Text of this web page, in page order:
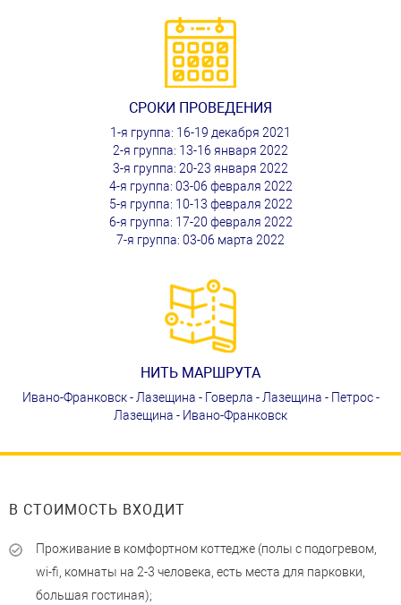
СРОКИ ПРОВЕДЕНИЯ
1-я группа: 16-19 декабря 2021
2-я группа: 13-16 января 2022
3-я группа: 20-23 января 2022
4-я группа: 03-06 февраля 2022
5-я группа: 10-13 февраля 2022
6-я группа: 17-20 февраля 2022
7-я группа: 03-06 марта 2022
НИТЬ МАРШРУТА
Ивано-Франковск - Лазещина - Говерла - Лазещина - Петрос -
Лазещина - Ивано-Франковск
В СТОИМОСТЬ ВХОДИТ
Проживание в комфортном коттедже (полы с подогревом,
wi-fi, комнаты на 2-3 человека, есть места для парковки,
большая гостиная);